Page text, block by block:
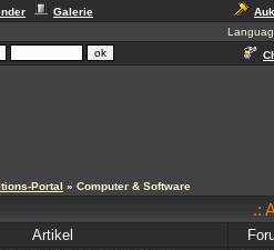
Galerie
Portal » Computer & Software
.:
Artikel